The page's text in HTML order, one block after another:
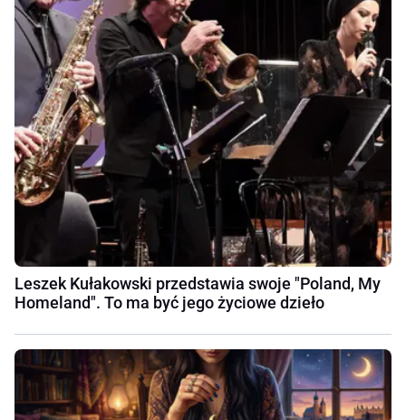
Leszek Kułakowski przedstawia swoje "Poland, My
Homeland". To ma być jego życiowe dzieło